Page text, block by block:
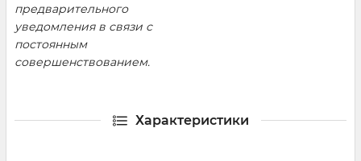
предварительного
уведомления в связи с
постоянным
совершенствованием.
Характеристики